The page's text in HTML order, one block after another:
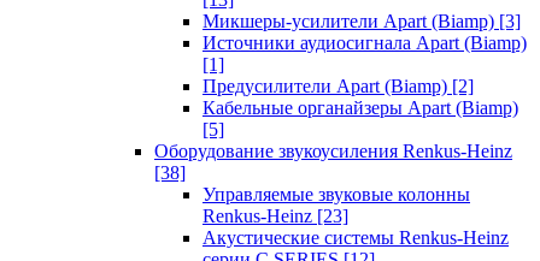
Микшеры-усилители Apart (Biamp) [3]
Источники аудиосигнала Apart (Biamp)
[1]
Предусилители Apart (Biamp) [2]
Кабельные органайзеры Apart (Biamp)
[5]
Оборудование звукоусиления Renkus-Heinz
[38]
Управляемые звуковые колонны
Renkus-Heinz [23]
Акустические системы Renkus-Heinz